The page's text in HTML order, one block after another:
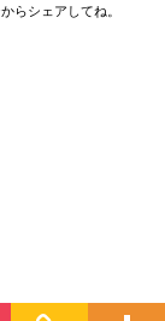
らシェアしてね。